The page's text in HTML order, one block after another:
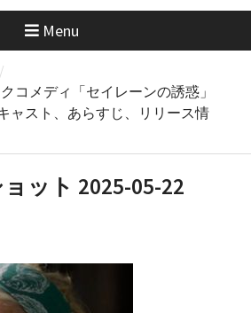
Menu
コメディ「セイレーンの誘惑」
ャスト、あらすじ、リリース情
ット 2025-05-22